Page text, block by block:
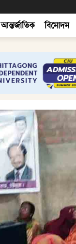
আন্তর্জাতিক বিনোদন